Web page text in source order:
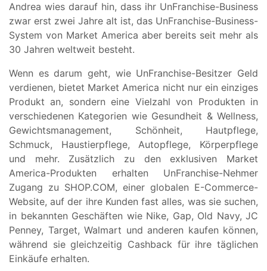
Andrea wies darauf hin, dass ihr UnFranchise-Business
zwar erst zwei Jahre alt ist, das UnFranchise-Business-
System von Market America aber bereits seit mehr als
30 Jahren weltweit besteht.
Wenn es darum geht, wie UnFranchise-Besitzer Geld
verdienen, bietet Market America nicht nur ein einziges
Produkt an, sondern eine Vielzahl von Produkten in
verschiedenen Kategorien wie Gesundheit & Wellness,
Gewichtsmanagement, Schönheit, Hautpflege,
Schmuck, Haustierpflege, Autopflege, Körperpflege
und mehr. Zusätzlich zu den exklusiven Market
America-Produkten erhalten UnFranchise-Nehmer
Zugang zu SHOP.COM, einer globalen E-Commerce-
Website, auf der ihre Kunden fast alles, was sie suchen,
in bekannten Geschäften wie Nike, Gap, Old Navy, JC
Penney, Target, Walmart und anderen kaufen können,
während sie gleichzeitig Cashback für ihre täglichen
Einkäufe erhalten.